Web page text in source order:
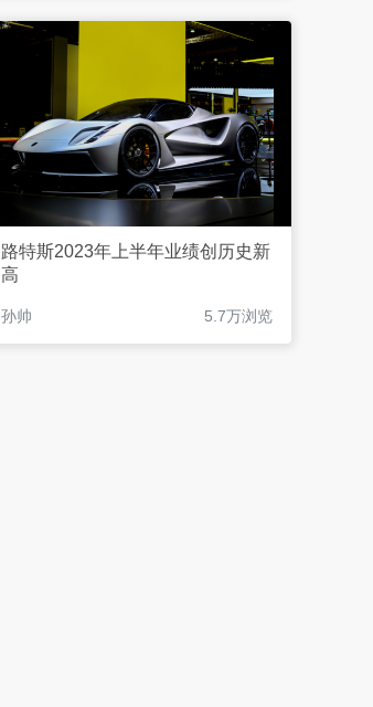
路特斯2023年上半年业绩创历史新
高
孙帅 5.7万浏览